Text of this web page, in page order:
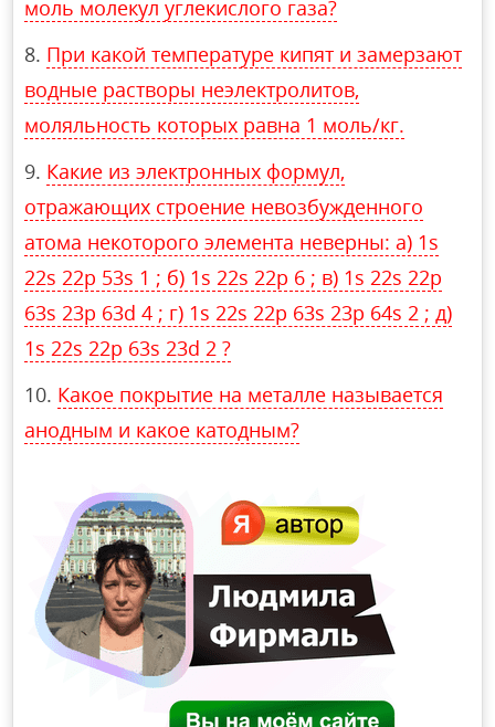
моль молекул углекислого газа?
При какой температуре кипят и замерзают
водные растворы неэлектролитов,
моляльность которых равна 1 моль/кг.
Какие из электронных формул,
отражающих строение невозбужденного
атома некоторого элемента неверны: a) 1s
22s 22p 53s 1 ; б) 1s 22s 22p 6 ; в) 1s 22s 22p
63s 23p 63d 4 ; г) 1s 22s 22p 63s 23p 64s 2 ; д)
1s 22s 22p 63s 23d 2 ?
Какое покрытие на металле называется
анодным и какое катодным?